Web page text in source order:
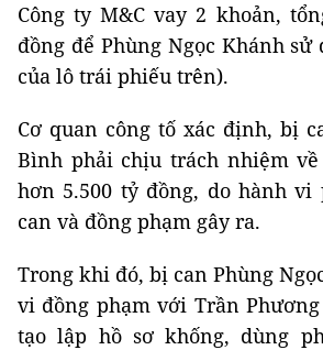
Công ty M&C vay 2 khoản,
đồng để Phùng Ngọc Khánh
của lô trái phiếu trên).
Cơ quan công tố xác định, bị
Bình phải chịu trách nhiệm
hơn 5.500 tỷ đồng, do hành
can và đồng phạm gây ra.
Trong khi đó, bị can Phùng
vi đồng phạm với Trần
tạo lập hồ sơ khống, dùng